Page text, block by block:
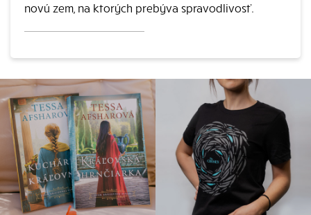
novú zem, na ktorých prebýva spravodlivosť.